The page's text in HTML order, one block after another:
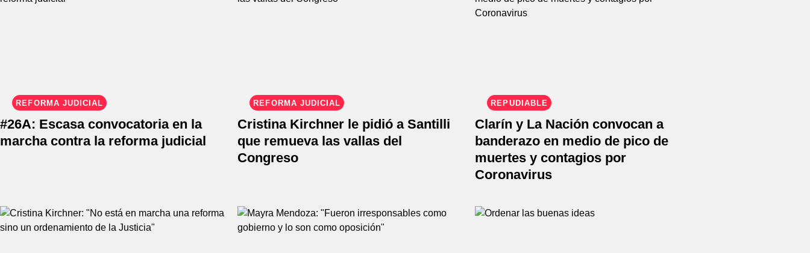
REFORMA JUDICIAL
#26A: Escasa convocatoria en la
marcha contra la reforma judicial
REFORMA JUDICIAL
Cristina Kirchner le pidió a Santilli
que remueva las vallas del
Congreso
REPUDIABLE
Clarín y La Nación convocan a
banderazo en medio de pico de
muertes y contagios por
Coronavirus